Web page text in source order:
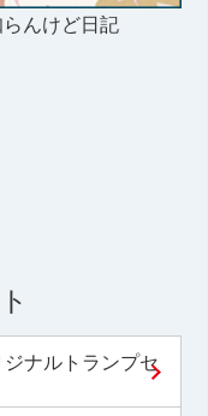
らんけど日記
ナルトランプセ